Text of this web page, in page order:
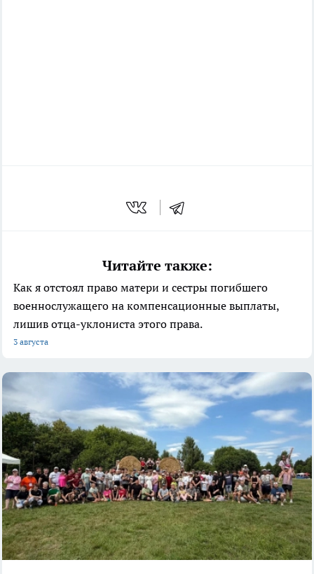
Читайте также:
Как я отстоял право матери и сестры погибшего
военнослужащего на компенсационные выплаты,
лишив отца-уклониста этого права.
3 августа